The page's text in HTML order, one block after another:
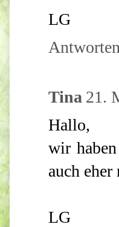
LG
Antworten
Tina 21.
Hallo,
wir
auch eher
LG